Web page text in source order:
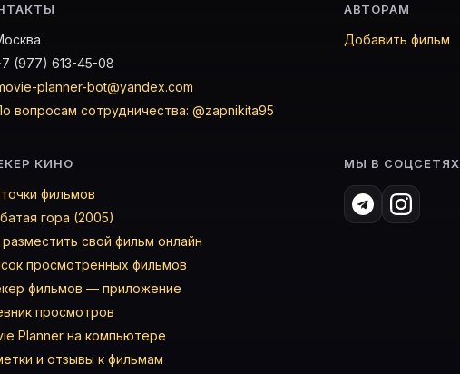
(977) 613-45-08
planner-bot@yandex.com
вопросам сотрудничества: @zapnikita95
АВТОРАМ
Добавить фильм
КИНО
фильмов
гора (2005)
разместить свой фильм онлайн
просмотренных фильмов
фильмов — приложение
просмотров
Planner на компьютере
и отзывы к фильмам
МЫ В СОЦСЕТЯХ